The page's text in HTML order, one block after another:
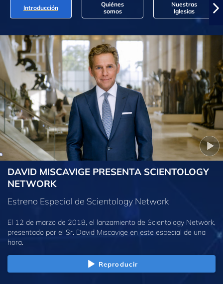
Introducción
Quiénes
somos
Nuestras
Iglesias
DAVID MISCAVIGE PRESENTA SCIENTOLOGY
NETWORK
Estreno Especial de Scientology Network
El 12 de marzo de 2018, el lanzamiento de Scientology Network,
presentado por el Sr. David Miscavige en este especial de una
hora.
Reproducir